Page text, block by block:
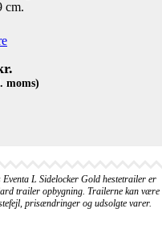
cm.
moms)
L Sidelocker Gold hestetrailer er
trailer opbygning. Trailerne kan være
prisændringer og udsolgte varer.